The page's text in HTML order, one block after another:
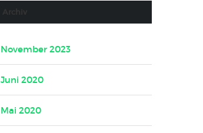
November 2023
Juni 2020
Mai 2020